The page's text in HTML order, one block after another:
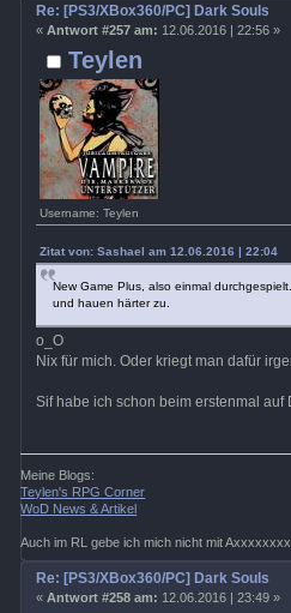
Teylen
Username: Teylen
Re: [PS3/XBox360/PC] Dark Souls
« Antwort #257 am: 12.06.2016 | 22:56 »
Zitat von: Sashael am 12.06.2016 | 22:04
New Game Plus, also einmal
und hauen härter zu.
o_O
Nix für mich. Oder kriegt man dafür
Sif habe ich schon beim erstenmal auf
Meine Blogs:
Teylen's RPG Corner
WoD News & Artikel
Auch im RL gebe ich mich nicht mit
Re: [PS3/XBox360/PC] Dark Souls
« Antwort #258 am: 12.06.2016 | 23:49 »